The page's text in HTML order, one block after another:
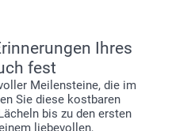
Ihres
fest
Meilensteine, die im
Sie diese kostbaren
bis zu den ersten
liebevollen,